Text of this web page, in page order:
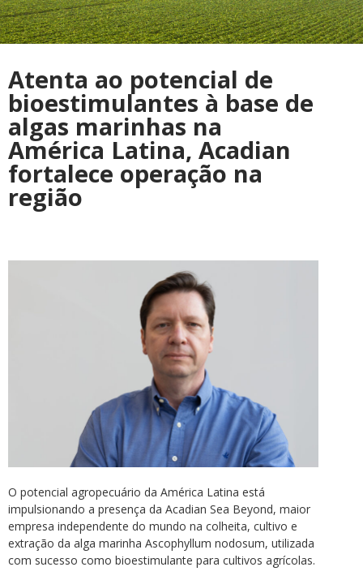
Atenta ao potencial de
bioestimulantes à base de
algas marinhas na
América Latina, Acadian
fortalece operação na
região
O potencial agropecuário da América Latina está
impulsionando a presença da Acadian Sea Beyond, maior
empresa independente do mundo na colheita, cultivo e
extração da alga marinha Ascophyllum nodosum, utilizada
com sucesso como bioestimulante para cultivos agrícolas.